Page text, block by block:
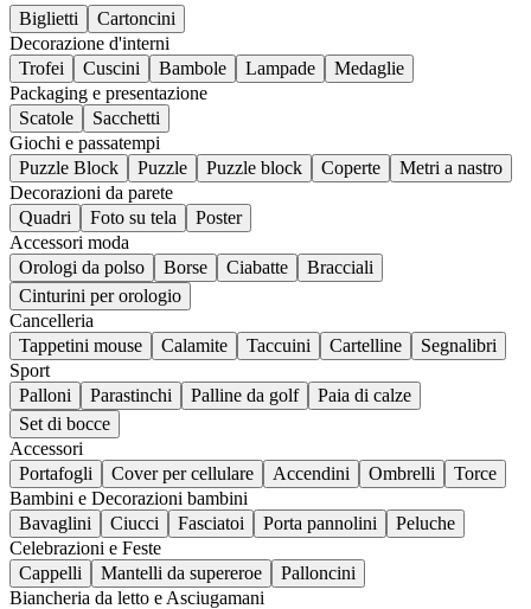
Biglietti
Cartoncini
Decorazione d'interni
Trofei
Cuscini Bambole Lampade
Medaglie
Packaging e presentazione
Scatole
Sacchetti
Giochi e passatempi
Puzzle Block
Puzzle Puzzle block Coperte
Metri a nastro
Decorazioni da parete
Quadri
Foto su tela
Poster
Accessori moda
Orologi da polso
Borse Ciabatte
Bracciali
Cinturini per orologio
Cancelleria
Tappetini mouse
Calamite Taccuini Cartelline
Segnalibri
Sport
Palloni
Parastinchi Palline da golf
Paia di calze
Set di bocce
Accessori
Portafogli
Cover per cellulare Accendini Ombrelli
Torce
Bambini e Decorazioni bambini
Bavaglini
Ciucci Fasciatoi Porta pannolini
Peluche
Celebrazioni e Feste
Cappelli
Mantelli da supereroe
Palloncini
Biancheria da letto e Asciugamani